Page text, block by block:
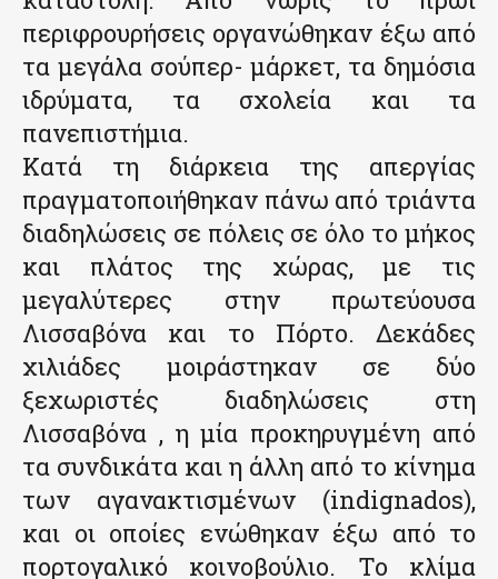
περιφρουρήσεις οργανώθηκαν έξω από
τα μεγάλα σούπερ- μάρκετ, τα δημόσια
ιδρύματα, τα σχολεία και τα
πανεπιστήμια.
Κατά τη διάρκεια της απεργίας
πραγματοποιήθηκαν πάνω από τριάντα
διαδηλώσεις σε πόλεις σε όλο το μήκος
και πλάτος της χώρας, με τις
μεγαλύτερες στην πρωτεύουσα
Λισσαβόνα και το Πόρτο. Δεκάδες
χιλιάδες μοιράστηκαν σε δύο
ξεχωριστές διαδηλώσεις στη
Λισσαβόνα , η μία προκηρυγμένη από
τα συνδικάτα και η άλλη από το κίνημα
των αγανακτισμένων (indignados),
και οι οποίες ενώθηκαν έξω από το
πορτογαλικό κοινοβούλιο. Το κλίμα